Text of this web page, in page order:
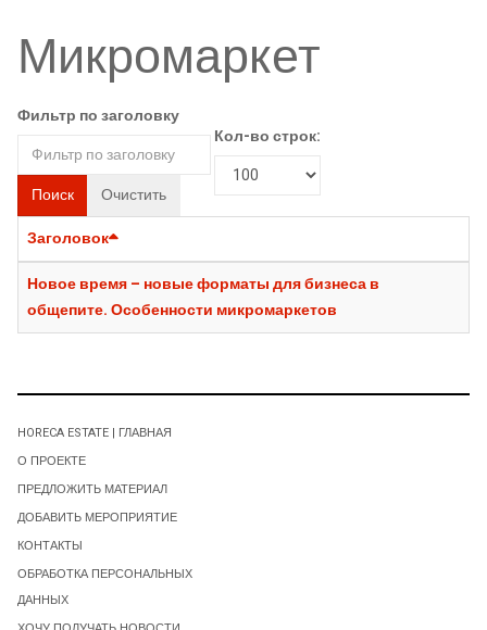
Микромаркет
Фильтр по заголовку
Поиск Очистить
Кол-во строк:
Заголовок
Новое время – новые форматы для бизнеса в
общепите. Особенности микромаркетов
HORECA ESTATE | ГЛАВНАЯ
О ПРОЕКТЕ
ПРЕДЛОЖИТЬ МАТЕРИАЛ
ДОБАВИТЬ МЕРОПРИЯТИЕ
КОНТАКТЫ
ОБРАБОТКА ПЕРСОНАЛЬНЫХ
ДАННЫХ